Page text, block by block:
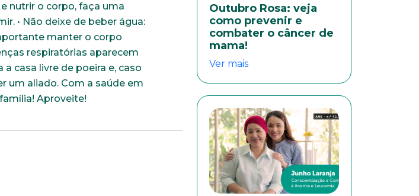
nutrir o corpo, faça uma
• Não deixe de beber água:
manter o corpo
respiratórias aparecem
casa livre de poeira e, caso
um aliado. Com a saúde em
Aproveite!
Outubro Rosa: veja
como prevenir e
combater o câncer de
mama!
Ver mais
com o bem-estar dos seus colaboradores. Preencha